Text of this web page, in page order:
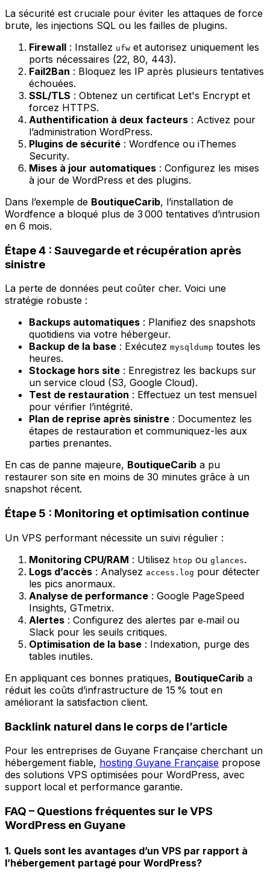
La sécurité est cruciale pour éviter les attaques de force
brute, les injections SQL ou les failles de plugins.
Firewall : Installez ufw et autorisez uniquement les
ports nécessaires (22, 80, 443).
Fail2Ban : Bloquez les IP après plusieurs tentatives
échouées.
SSL/TLS : Obtenez un certificat Let's Encrypt et
forcez HTTPS.
Authentification à deux facteurs : Activez pour
l’administration WordPress.
Plugins de sécurité : Wordfence ou iThemes
Security.
Mises à jour automatiques : Configurez les mises
à jour de WordPress et des plugins.
Dans l’exemple de BoutiqueCarib, l’installation de
Wordfence a bloqué plus de 3 000 tentatives d’intrusion
en 6 mois.
Étape 4 : Sauvegarde et récupération après
sinistre
La perte de données peut coûter cher. Voici une
stratégie robuste :
Backups automatiques : Planifiez des snapshots
quotidiens via votre hébergeur.
Backup de la base : Exécutez mysqldump toutes les
heures.
Stockage hors site : Enregistrez les backups sur
un service cloud (S3, Google Cloud).
Test de restauration : Effectuez un test mensuel
pour vérifier l’intégrité.
Plan de reprise après sinistre : Documentez les
étapes de restauration et communiquez-les aux
parties prenantes.
En cas de panne majeure, BoutiqueCarib a pu
restaurer son site en moins de 30 minutes grâce à un
snapshot récent.
Étape 5 : Monitoring et optimisation continue
Un VPS performant nécessite un suivi régulier :
Monitoring CPU/RAM : Utilisez htop ou glances.
Logs d’accès : Analysez access.log pour détecter
les pics anormaux.
Analyse de performance : Google PageSpeed
Insights, GTmetrix.
Alertes : Configurez des alertes par e‑mail ou
Slack pour les seuils critiques.
Optimisation de la base : Indexation, purge des
tables inutiles.
En appliquant ces bonnes pratiques, BoutiqueCarib a
réduit les coûts d’infrastructure de 15 % tout en
améliorant la satisfaction client.
Backlink naturel dans le corps de l’article
Pour les entreprises de Guyane Française cherchant un
hébergement fiable, hosting Guyane Française propose
des solutions VPS optimisées pour WordPress, avec
support local et performance garantie.
FAQ – Questions fréquentes sur le VPS
WordPress en Guyane
1. Quels sont les avantages d’un VPS par rapport à
l’hébergement partagé pour WordPress?